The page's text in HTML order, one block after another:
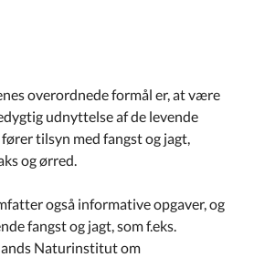
overordnede formål er, at være
udnyttelse af de levende
tilsyn med fangst og jagt,
og ørred.
også informative opgaver, og
fangst og jagt, som f.eks.
Naturinstitut om